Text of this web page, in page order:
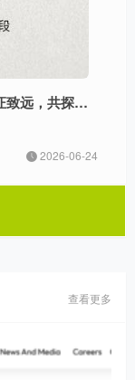
第十三届仙乐健康荟：创变跃升，循证致远，共探营养健康产业未来
2026-06-24
查看更多